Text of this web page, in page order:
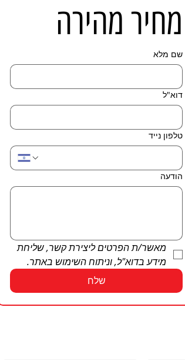
מחיר מהירה
שם מלא
דוא"ל
טלפון נייד
הודעה
מאשר/ת הפרטים ליצירת קשר, שליחת
מידע בדוא"ל, וניתוח השימוש באתר.
שלח